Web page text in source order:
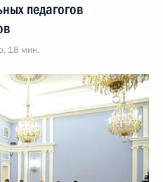
педагогов
18 мин.